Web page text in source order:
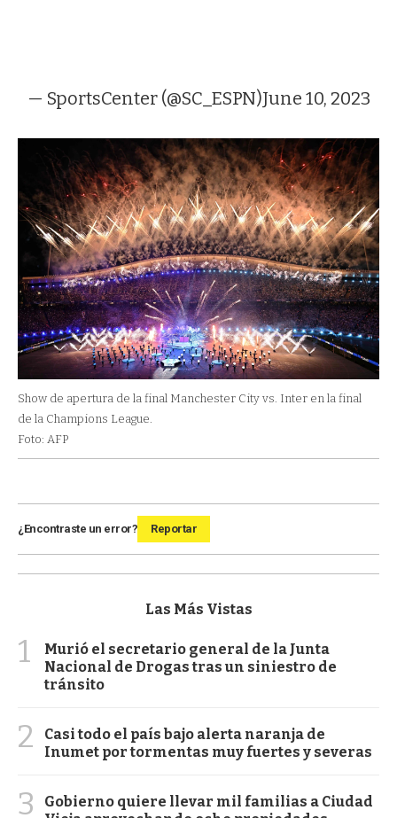
— SportsCenter (@SC_ESPN)June 10, 2023
Show de apertura de la final Manchester City vs. Inter en la final
de la Champions League.
Foto: AFP
¿Encontraste un error? Reportar
Las Más Vistas
1
Murió el secretario general de la Junta
Nacional de Drogas tras un siniestro de
tránsito
2
Casi todo el país bajo alerta naranja de
Inumet por tormentas muy fuertes y severas
3
Gobierno quiere llevar mil familias a Ciudad